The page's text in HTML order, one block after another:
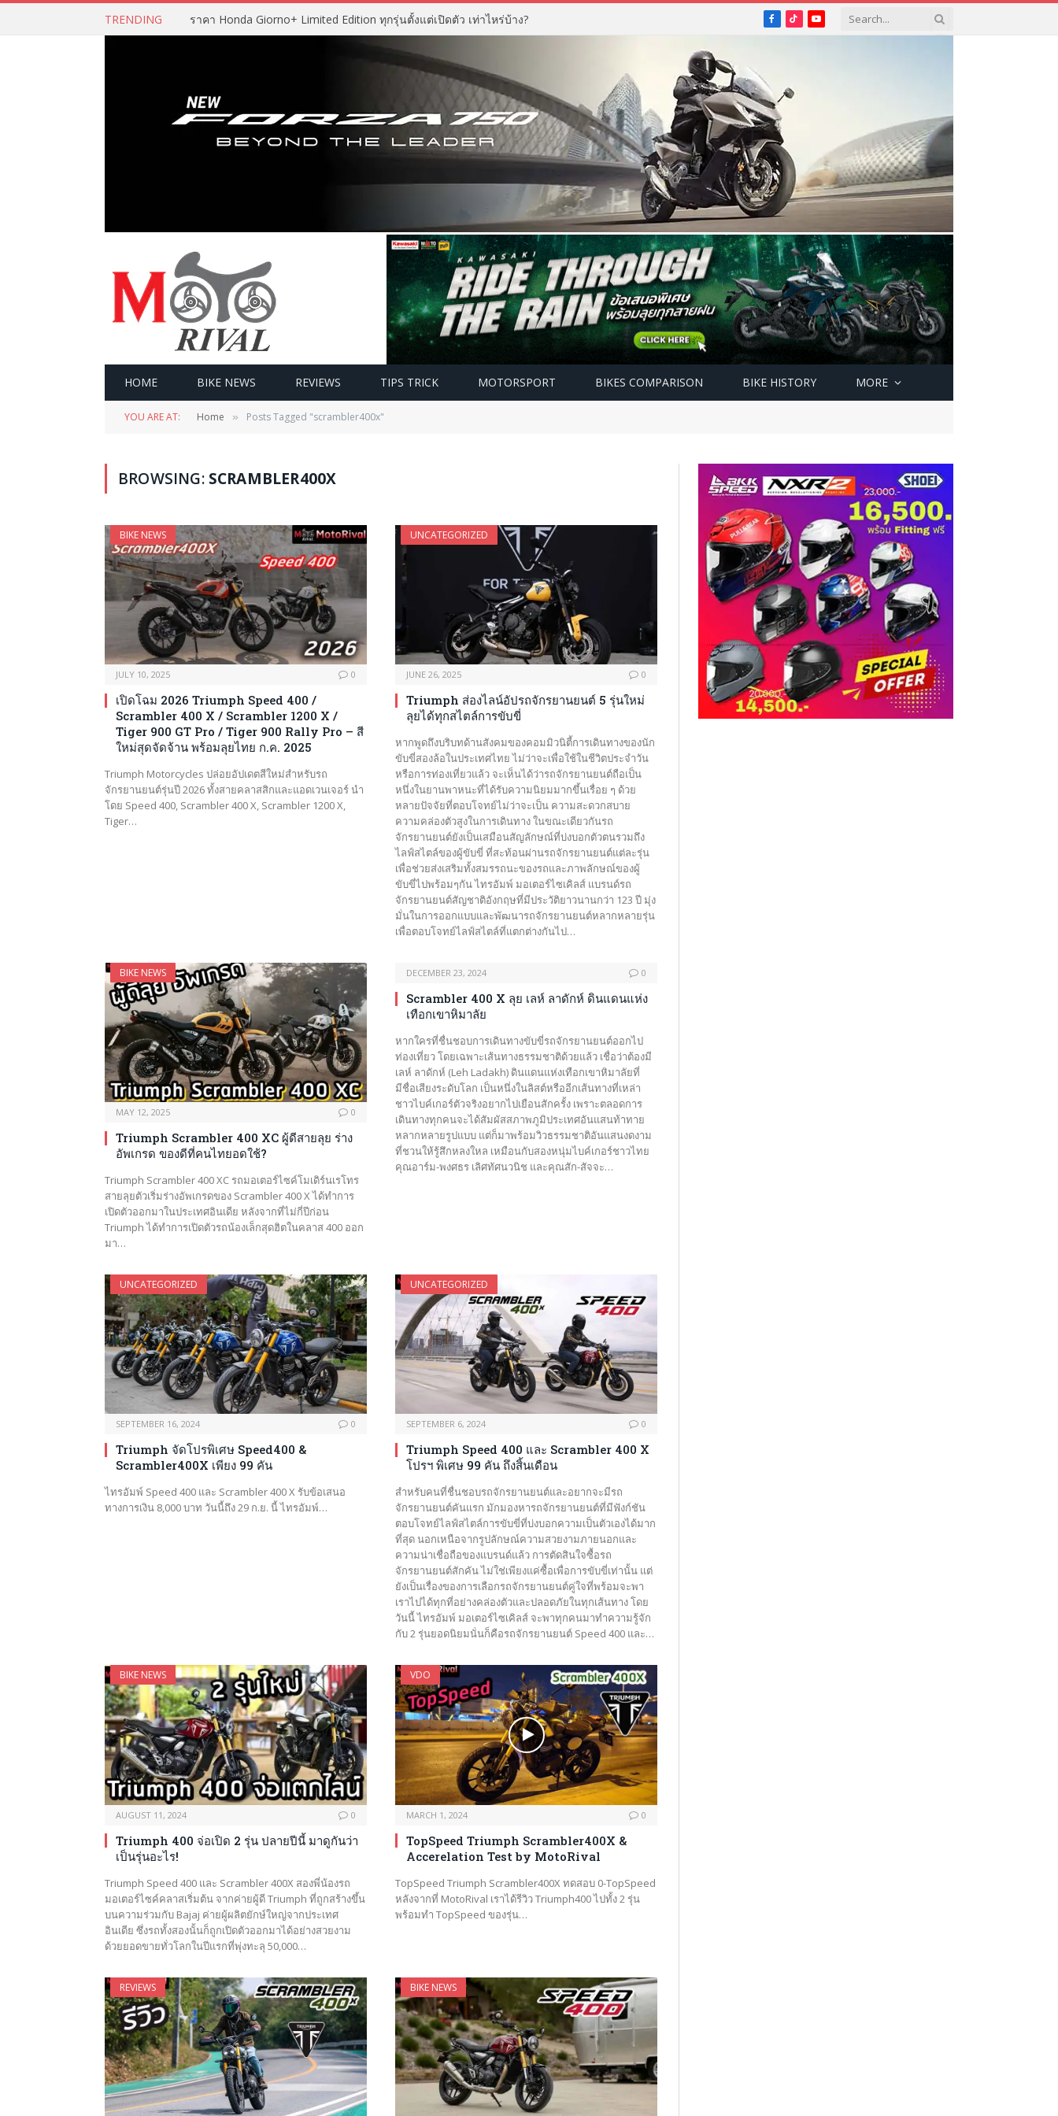
TRENDING ราคา Honda Giorno+ Limited Edition ทุกรุ่นตั้งแต่เปิดตัว เท่าไหร่บ้าง? Facebook
TikTokYouTube
HOME BIKE NEWS REVIEWS TIPS TRICK MOTORSPORT BIKES COMPARISON BIKE HISTORY MORE
YOU ARE AT: Home » Posts Tagged "scrambler400x"
BROWSING: SCRAMBLER400X
BIKE NEWS
JULY 10, 2025 0
เปิดโฉม 2026 Triumph Speed 400 /
Scrambler 400 X / Scrambler 1200 X /
Tiger 900 GT Pro / Tiger 900 Rally Pro – สี
ใหม่สุดจัดจ้าน พร้อมลุยไทย ก.ค. 2025
Triumph Motorcycles ปล่อยอัปเดตสีใหม่สำหรับรถ
จักรยานยนต์รุ่นปี 2026 ทั้งสายคลาสสิกและแอดเวนเจอร์ นำ
โดย Speed 400, Scrambler 400 X, Scrambler 1200 X,
Tiger…
UNCATEGORIZED
JUNE 26, 2025 0
Triumph ส่องไลน์อัปรถจักรยานยนต์ 5 รุ่นใหม่
ลุยได้ทุกสไตล์การขับขี่
หากพูดถึงบริบทด้านสังคมของคอมมิวนิตี้การเดินทางของนัก
ขับขี่สองล้อในประเทศไทย ไม่ว่าจะเพื่อใช้ในชีวิตประจำวัน
หรือการท่องเที่ยวแล้ว จะเห็นได้ว่ารถจักรยานยนต์ถือเป็น
หนึ่งในยานพาหนะที่ได้รับความนิยมมากขึ้นเรื่อย ๆ ด้วย
หลายปัจจัยที่ตอบโจทย์ไม่ว่าจะเป็น ความสะดวกสบาย
ความคล่องตัวสูงในการเดินทาง ในขณะเดียวกันรถ
จักรยานยนต์ยังเป็นเสมือนสัญลักษณ์ที่บ่งบอกตัวตนรวมถึง
ไลฟ์สไตล์ของผู้ขับขี่ ที่สะท้อนผ่านรถจักรยานยนต์แต่ละรุ่น
เพื่อช่วยส่งเสริมทั้งสมรรถนะของรถและภาพลักษณ์ของผู้
ขับขี่ไปพร้อมๆกัน ไทรอัมพ์ มอเตอร์ไซเคิลส์ แบรนด์รถ
จักรยานยนต์สัญชาติอังกฤษที่มีประวัติยาวนานกว่า 123 ปี มุ่ง
มั่นในการออกแบบและพัฒนารถจักรยานยนต์หลากหลายรุ่น
เพื่อตอบโจทย์ไลฟ์สไตล์ที่แตกต่างกันไป…
BIKE NEWS
MAY 12, 2025 0
Triumph Scrambler 400 XC ผู้ดีสายลุย ร่าง
อัพเกรด ของดีที่คนไทยอดใช้?
Triumph Scrambler 400 XC รถมอเตอร์ไซค์โมเดิร์นเรโทร
สายลุยตัวเริ่มร่างอัพเกรดของ Scrambler 400 X ได้ทำการ
เปิดตัวออกมาในประเทศอินเดีย หลังจากที่ไม่กี่ปีก่อน
Triumph ได้ทำการเปิดตัวรถน้องเล็กสุดฮิตในคลาส 400 ออก
มา…
DECEMBER 23, 2024 0
Scrambler 400 X ลุย เลห์ ลาดักห์ ดินแดนแห่ง
เทือกเขาหิมาลัย
หากใครที่ชื่นชอบการเดินทางขับขี่รถจักรยานยนต์ออกไป
ท่องเที่ยว โดยเฉพาะเส้นทางธรรมชาติด้วยแล้ว เชื่อว่าต้องมี
เลห์ ลาดักห์ (Leh Ladakh) ดินแดนแห่งเทือกเขาหิมาลัยที่
มีชื่อเสียงระดับโลก เป็นหนึ่งในลิสต์หรืออีกเส้นทางที่เหล่า
ชาวไบค์เกอร์ตัวจริงอยากไปเยือนสักครั้ง เพราะตลอดการ
เดินทางทุกคนจะได้สัมผัสสภาพภูมิประเทศอันแสนท้าทาย
หลากหลายรูปแบบ แต่ก็มาพร้อมวิวธรรมชาติอันแสนงดงาม
ที่ชวนให้รู้สึกหลงใหล เหมือนกับสองหนุ่มไบค์เกอร์ชาวไทย
คุณอาร์ม-พงศธร เลิศทัศนวนิช และคุณสัก-สัจจะ…
UNCATEGORIZED
SEPTEMBER 16, 2024 0
Triumph จัดโปรพิเศษ Speed400 &
Scrambler400X เพียง 99 คัน
ไทรอัมพ์ Speed 400 และ Scrambler 400 X รับข้อเสนอ
ทางการเงิน 8,000 บาท วันนี้ถึง 29 ก.ย. นี้ ไทรอัมพ์…
UNCATEGORIZED
SEPTEMBER 6, 2024 0
Triumph Speed 400 และ Scrambler 400 X
โปรฯ พิเศษ 99 คัน ถึงสิ้นเดือน
สำหรับคนที่ชื่นชอบรถจักรยานยนต์และอยากจะมีรถ
จักรยานยนต์คันแรก มักมองหารถจักรยานยนต์ที่มีฟังก์ชัน
ตอบโจทย์ไลฟ์สไตล์การขับขี่ที่บ่งบอกความเป็นตัวเองได้มาก
ที่สุด นอกเหนือจากรูปลักษณ์ความสวยงามภายนอกและ
ความน่าเชื่อถือของแบรนด์แล้ว การตัดสินใจซื้อรถ
จักรยานยนต์สักคัน ไม่ใช่เพียงแค่ซื้อเพื่อการขับขี่เท่านั้น แต่
ยังเป็นเรื่องของการเลือกรถจักรยานยนต์คู่ใจที่พร้อมจะพา
เราไปได้ทุกที่อย่างคล่องตัวและปลอดภัยในทุกเส้นทาง โดย
วันนี้ ไทรอัมพ์ มอเตอร์ไซเคิลส์ จะพาทุกคนมาทำความรู้จัก
กับ 2 รุ่นยอดนิยมนั่นก็คือรถจักรยานยนต์ Speed 400 และ…
BIKE NEWS
AUGUST 11, 2024 0
Triumph 400 จ่อเปิด 2 รุ่น ปลายปีนี้ มาดูกันว่า
เป็นรุ่นอะไร!
Triumph Speed 400 และ Scrambler 400X สองพี่น้องรถ
มอเตอร์ไซค์คลาสเริ่มต้น จากค่ายผู้ดี Triumph ที่ถูกสร้างขึ้น
บนความร่วมกับ Bajaj ค่ายผู้ผลิตยักษ์ใหญ่จากประเทศ
อินเดีย ซึ่งรถทั้งสองนั้นก็ถูกเปิดตัวออกมาได้อย่างสวยงาม
ด้วยยอดขายทั่วโลกในปีแรกที่พุ่งทะลุ 50,000…
VDO
MARCH 1, 2024 0
TopSpeed Triumph Scrambler400X &
Accerelation Test by MotoRival
TopSpeed Triumph Scrambler400X ทดสอบ 0-TopSpeed
หลังจากที่ MotoRival เราได้รีวิว Triumph400 ไปทั้ง 2 รุ่น
พร้อมทำ TopSpeed ของรุ่น…
REVIEWS BIKE NEWS